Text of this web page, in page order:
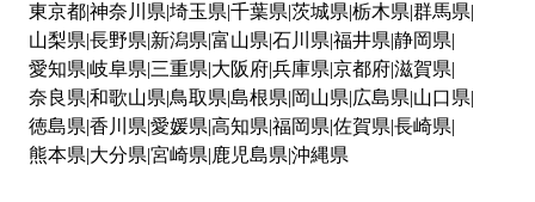
東京都神奈川県 埼玉県 千葉県 茨城県 栃木県 群馬県
山梨県 長野県 新潟県 富山県 石川県 福井県 静岡県
愛知県 岐阜県 三重県 大阪府兵庫県 京都府滋賀県
奈良県 和歌山県 鳥取県 島根県 岡山県 広島県 山口県
徳島県 香川県 愛媛県 高知県 福岡県 佐賀県 長崎県
熊本県 大分県 宮崎県 鹿児島県 沖縄県